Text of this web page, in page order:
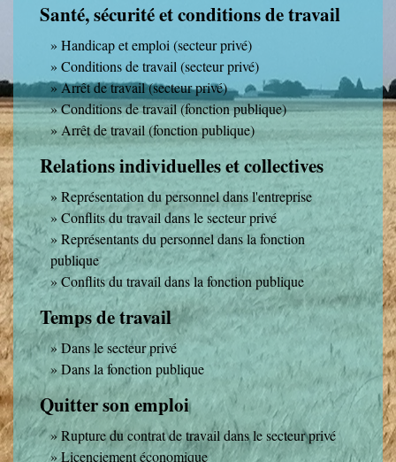
Santé, sécurité et conditions de travail
Handicap et emploi (secteur privé)
Conditions de travail (secteur privé)
Arrêt de travail (secteur privé)
Conditions de travail (fonction publique)
Arrêt de travail (fonction publique)
Relations individuelles et collectives
Représentation du personnel dans l'entreprise
Conflits du travail dans le secteur privé
Représentants du personnel dans la fonction
publique
Conflits du travail dans la fonction publique
Temps de travail
Dans le secteur privé
Dans la fonction publique
Quitter son emploi
Rupture du contrat de travail dans le secteur privé
Licenciement économique